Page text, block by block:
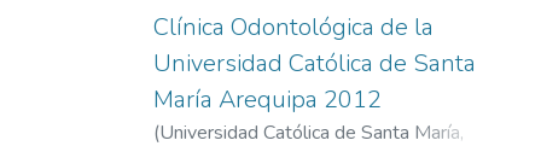
las tres medicaciones es más eficaz contra
el Enterococo faecalis. La hipótesis es
planteada de la siguiente forma: Dado que
está demostrado el gran potencial
antibacteriano del Hidróxido de Calcio y de
Clínica Odontológica de la
Universidad Católica de Santa
María Arequipa 2012
(Universidad Católica de Santa María,